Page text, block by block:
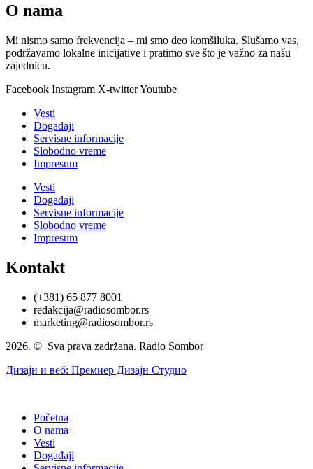
O nama
Mi nismo samo frekvencija – mi smo deo komšiluka. Slušamo vas,
podržavamo lokalne inicijative i pratimo sve što je važno za našu
zajednicu.
Facebook Instagram X-twitterYoutube
Vesti
Događaji
Servisne informacije
Slobodno vreme
Impresum
Vesti
Događaji
Servisne informacije
Slobodno vreme
Impresum
Kontakt
(+381) 65 877 8001
redakcija@radiosombor.rs
marketing@radiosombor.rs
2026. © Sva prava zadržana. Radio Sombor
Дизајн и веб: Премиер Дизајн Студио
Početna
O nama
Vesti
Događaji